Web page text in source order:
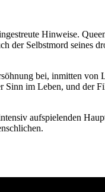
Hinweise.
der Selbstmord seines
bei, inmitten von
Sinn im Leben, und der
aufspielenden